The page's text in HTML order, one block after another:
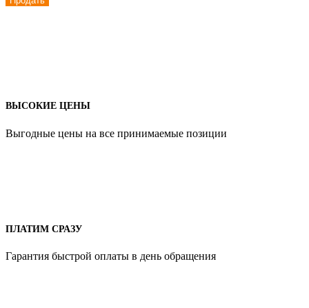
ВЫСОКИЕ ЦЕНЫ
Выгодные цены на все принимаемые позиции
ПЛАТИМ СРАЗУ
Гарантия быстрой оплаты в день обращения